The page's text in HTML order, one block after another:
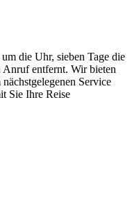
die Uhr, sieben Tage die
Anruf entfernt. Wir bieten
Service
Sie Ihre Reise